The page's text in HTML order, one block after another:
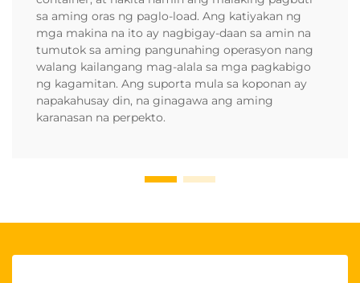
sa aming oras ng paglo-load. Ang katiyakan ng
mga makina na ito ay nagbigay-daan sa amin na
tumutok sa aming pangunahing operasyon nang
walang kailangang mag-alala sa mga pagkabigo
ng kagamitan. Ang suporta mula sa koponan ay
napakahusay din, na ginagawa ang aming
karanasan na perpekto.